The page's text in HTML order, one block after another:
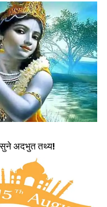
अदभुत तथ्य!